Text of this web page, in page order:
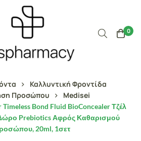
0
Καλλυντική Φροντίδα
Προσώπου
Medisei
Timeless Bond Fluid BioConcealer Τζέλ
Prebiotics Αφρός Καθαρισμού
20ml, 1σετ